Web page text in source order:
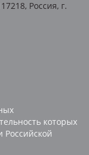
Россия, г.
которых